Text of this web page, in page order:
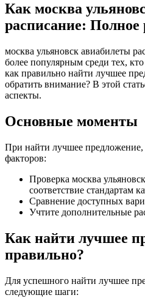
Как москва
расписание: Полное
москва ульяновск авиабилеты расписание становится все
более популярным среди тех,
как правильно найти лучшее
обратить внимание? В этой
аспекты.
Основные моменты
При найти лучшее предложение,
факторов:
Проверка москва
соответствие стандартам
Сравнение доступных
Учтите дополнительные
Как найти лучшее
правильно?
Для успешного найти лучшее
следующие шаги: